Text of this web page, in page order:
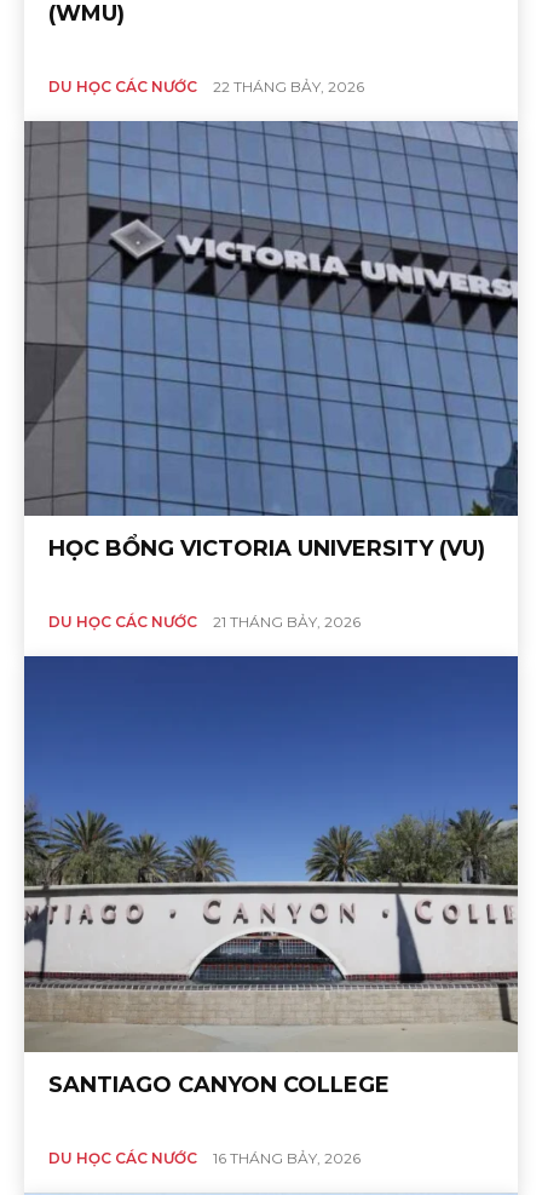
(WMU)
DU HỌC CÁC NƯỚC 22 THÁNG BẢY, 2026
HỌC BỔNG VICTORIA UNIVERSITY (VU)
DU HỌC CÁC NƯỚC 21 THÁNG BẢY, 2026
SANTIAGO CANYON COLLEGE
DU HỌC CÁC NƯỚC 16 THÁNG BẢY, 2026